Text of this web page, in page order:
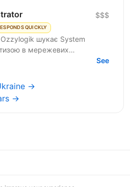
QUICKLY
$$$
шукає System
в мережевих
від 3 років, здатного до
See
→
→